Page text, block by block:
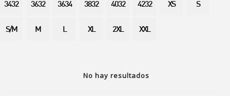
No hay resultados
3432 3632 3634 3832 4032 4232 XS S
S/M M L XL 2XL XXL